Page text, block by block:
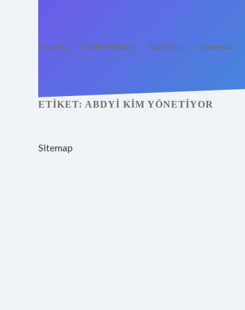
Anasayfa Gizlilik Politikası Yasal Uyarı Hakkımızda
ETIKET: ABDYI KIM YÖNETIYOR
Sitemap